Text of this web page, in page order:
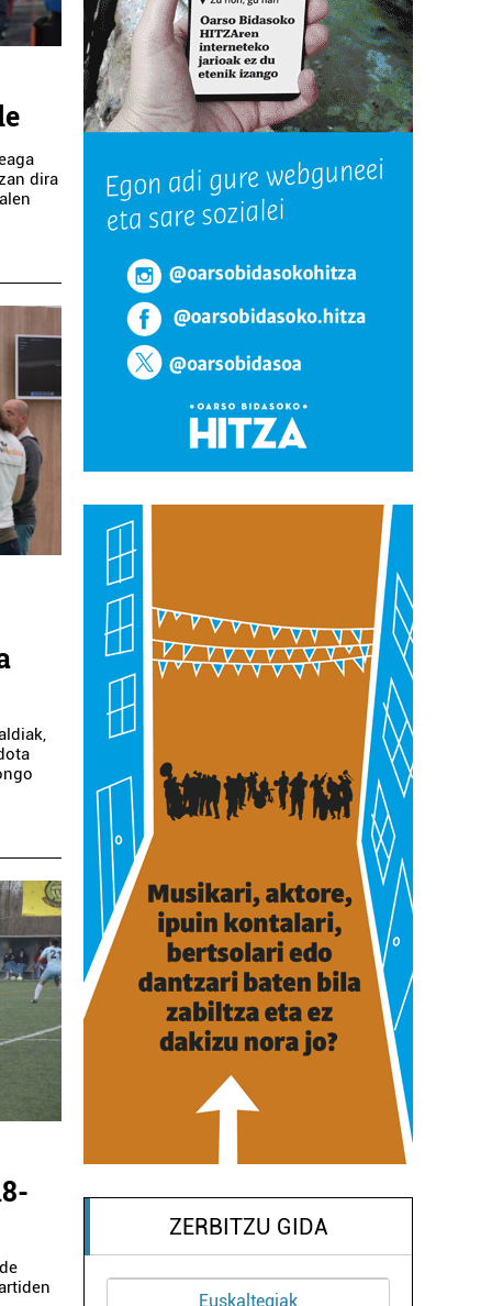
dira
ZERBITZU GIDA
Ostalaritza